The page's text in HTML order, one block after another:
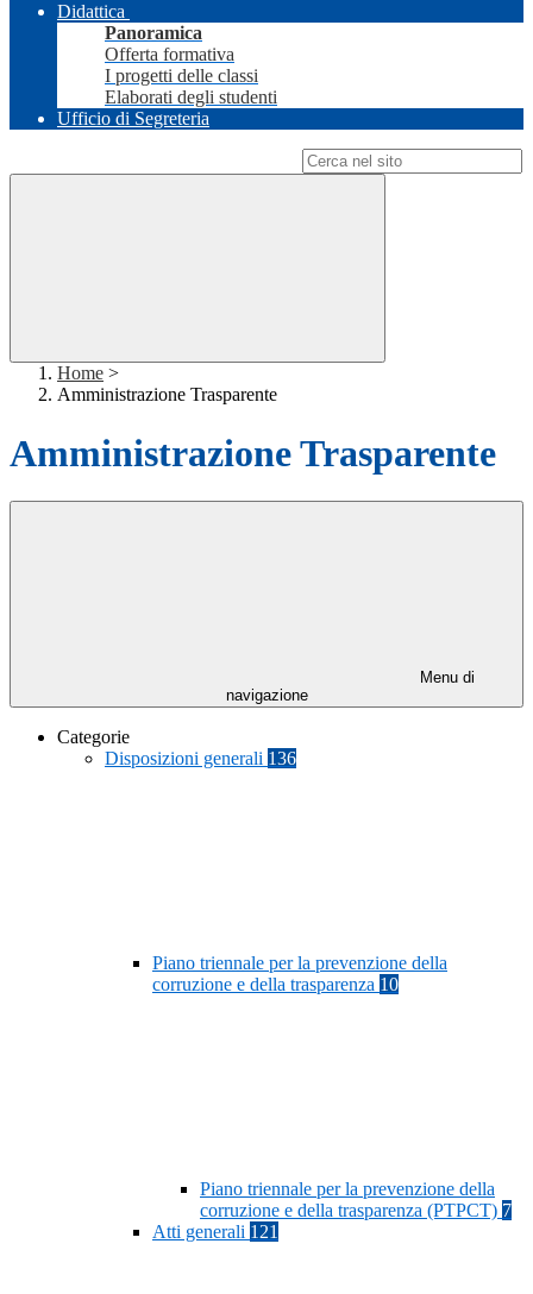
Didattica
Panoramica
Offerta formativa
I progetti delle classi
Elaborati degli studenti
Ufficio di Segreteria
Home >
Amministrazione Trasparente
Amministrazione Trasparente
Menu di
navigazione
Categorie
Disposizioni generali 136
Piano triennale per la prevenzione della
corruzione e della trasparenza 10
Piano triennale per la prevenzione della
corruzione e della trasparenza (PTPCT) 7
Atti generali 121